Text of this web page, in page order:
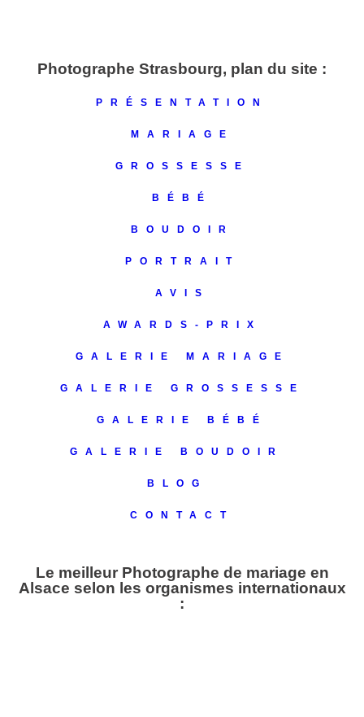
Photographe Strasbourg, plan du site :
PRÉSENTATION
MARIAGE
GROSSESSE
BÉBÉ
BOUDOIR
PORTRAIT
AVIS
AWARDS-PRIX
GALERIE MARIAGE
GALERIE GROSSESSE
GALERIE BÉBÉ
GALERIE BOUDOIR
BLOG
CONTACT
Le meilleur Photographe de mariage en
Alsace selon les organismes internationaux
: